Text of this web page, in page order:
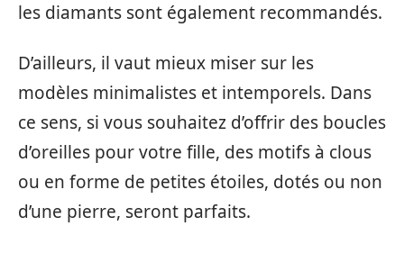
les diamants sont également recommandés.
D’ailleurs, il vaut mieux miser sur les
modèles minimalistes et intemporels. Dans
ce sens, si vous souhaitez d’offrir des boucles
d’oreilles pour votre fille, des motifs à clous
ou en forme de petites étoiles, dotés ou non
d’une pierre, seront parfaits.